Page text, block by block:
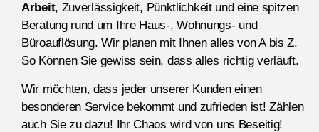
Arbeit, Zuverlässigkeit, Pünktlichkeit und eine spitzen
Beratung rund um Ihre Haus-, Wohnungs- und
Büroauflösung. Wir planen mit Ihnen alles von A bis Z.
So Können Sie gewiss sein, dass alles richtig verläuft.
Wir möchten, dass jeder unserer Kunden einen
besonderen Service bekommt und zufrieden ist! Zählen
auch Sie zu dazu! Ihr Chaos wird von uns Beseitig!